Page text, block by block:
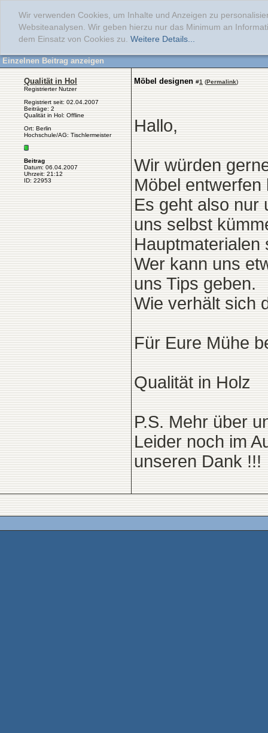
Wir verwenden Cookies, um Inhalte und Anzeigen zu
Websiteanalysen. Wir geben hierzu nur das Minimum an
dem Einsatz von Cookies zu. Weitere Details...
Einzelnen Beitrag anzeigen
Qualität in Hol
Registrierter Nutzer
Registriert seit: 02.04.2007
Beiträge: 2
Qualität in Hol: Offline
Ort: Berlin
Hochschule/AG: Tischlermeister
Beitrag
Datum: 06.04.2007
Uhrzeit: 21:12
ID: 22953
Möbel designen #1 (Permalink)
Hallo,
Wir würden
Möbel
Es geht also nur
uns selbst
Hauptmaterialen
Wer kann uns
uns Tips geben.
Wie verhält sich
Für Eure Mühe
Qualität in Holz
P.S. Mehr über
Leider noch im
unseren Dank !!!